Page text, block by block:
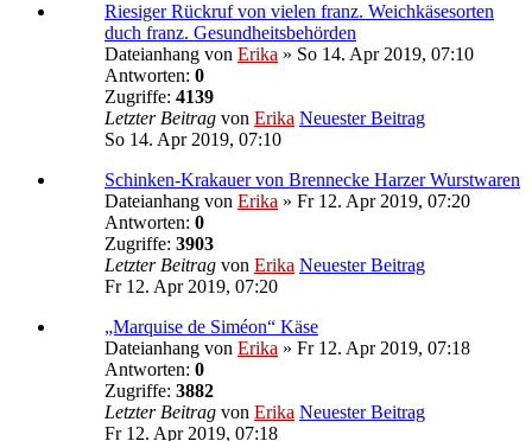
Riesiger Rückruf von vielen franz. Weichkäsesorten
duch franz. Gesundheitsbehörden
Dateianhang von Erika » So 14. Apr 2019, 07:10
Antworten: 0
Zugriffe: 4139
Letzter Beitrag von Erika Neuester Beitrag
So 14. Apr 2019, 07:10
Schinken-Krakauer von Brennecke Harzer Wurstwaren
Dateianhang von Erika » Fr 12. Apr 2019, 07:20
Antworten: 0
Zugriffe: 3903
Letzter Beitrag von Erika Neuester Beitrag
Fr 12. Apr 2019, 07:20
„Marquise de Siméon“ Käse
Dateianhang von Erika » Fr 12. Apr 2019, 07:18
Antworten: 0
Zugriffe: 3882
Letzter Beitrag von Erika Neuester Beitrag
Fr 12. Apr 2019, 07:18